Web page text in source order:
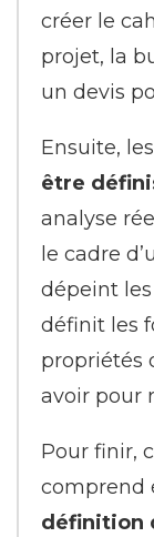
créer le
projet, la
un devis
Ensuite, les
être
analyse
le cadre
dépeint
définit les
propriétés
avoir pour
Pour finir,
comprend
définition